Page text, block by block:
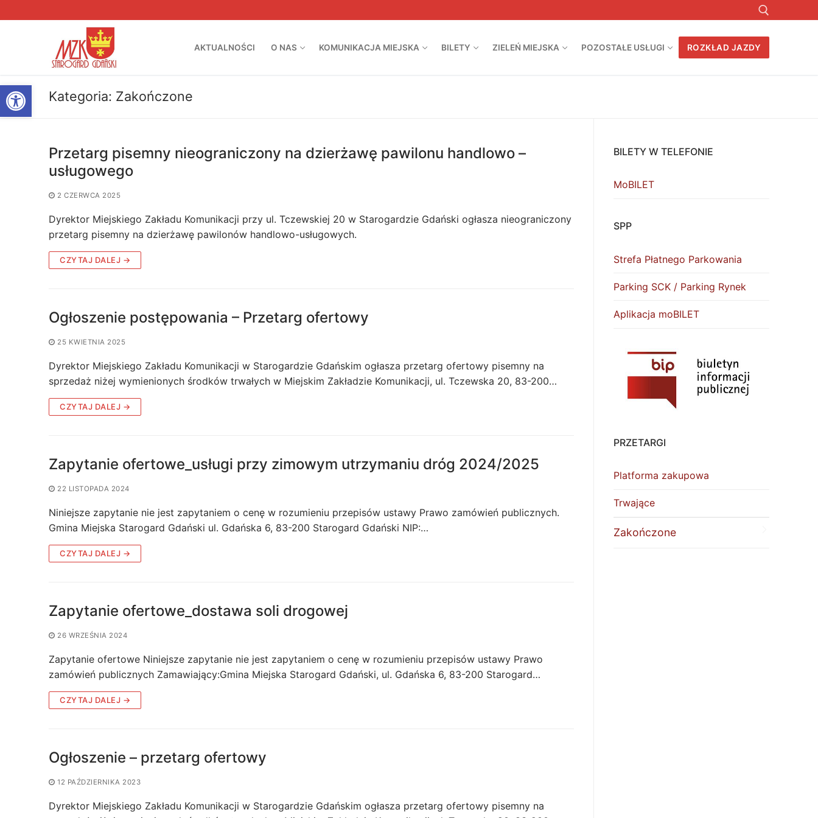
Otwórz pasek narzędzi
do
AKTUALNOŚCI O NAS KOMUNIKACJA MIEJSKA BILETY ZIELEŃ MIEJSKA POZOSTAŁE USŁUGI ROZKŁAD JAZDY
Kategoria: Zakończone
Przetarg pisemny nieograniczony na dzierżawę pawilonu handlowo –
usługowego
2 CZERWCA 2025
Dyrektor Miejskiego Zakładu Komunikacji przy ul. Tczewskiej 20 w Starogardzie Gdański ogłasza nieograniczony
przetarg pisemny na dzierżawę pawilonów handlowo-usługowych.
CZYTAJ DALEJ →
Ogłoszenie postępowania – Przetarg ofertowy
25 KWIETNIA 2025
Dyrektor Miejskiego Zakładu Komunikacji w Starogardzie Gdańskim ogłasza przetarg ofertowy pisemny na
sprzedaż niżej wymienionych środków trwałych w Miejskim Zakładzie Komunikacji, ul. Tczewska 20, 83-200…
CZYTAJ DALEJ →
Zapytanie ofertowe_usługi przy zimowym utrzymaniu dróg 2024/2025
22 LISTOPADA 2024
Niniejsze zapytanie nie jest zapytaniem o cenę w rozumieniu przepisów ustawy Prawo zamówień publicznych.
Gmina Miejska Starogard Gdański ul. Gdańska 6, 83-200 Starogard Gdański NIP:…
CZYTAJ DALEJ →
Zapytanie ofertowe_dostawa soli drogowej
26 WRZEŚNIA 2024
Zapytanie ofertowe Niniejsze zapytanie nie jest zapytaniem o cenę w rozumieniu przepisów ustawy Prawo
zamówień publicznych Zamawiający:Gmina Miejska Starogard Gdański, ul. Gdańska 6, 83-200 Starogard…
CZYTAJ DALEJ →
Ogłoszenie – przetarg ofertowy
12 PAŹDZIERNIKA 2023
Dyrektor Miejskiego Zakładu Komunikacji w Starogardzie Gdańskim ogłasza przetarg ofertowy pisemny na
BILETY W TELEFONIE
MoBILET
SPP
Strefa Płatnego Parkowania
Parking SCK / Parking Rynek
Aplikacja moBILET
PRZETARGI
Platforma zakupowa
Trwające
Zakończone